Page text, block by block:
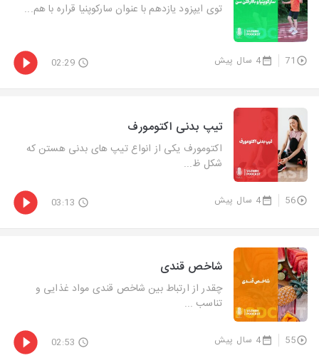
توی ایپزود یازدهم با عنوان سارکوپنیا قراره با هم...
71 4 سال پیش 02:29
تیپ بدنی اکتومورف
اکتومورف یکی از انواع تیپ های بدنی هستن که
شکل ظ...
56 4 سال پیش 03:13
شاخص قندی
چقدر از ارتباط بین شاخص قندی مواد غذایی و
تناسب ...
55 4 سال پیش 02:53